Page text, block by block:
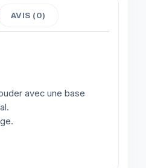
AVIS (0)
avec une base